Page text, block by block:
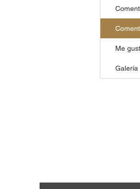
Me
Galería